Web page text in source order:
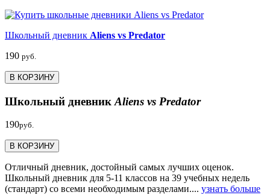
Школьный дневник Aliens vs Predator
190 руб.
В КОРЗИНУ
Школьный дневник Aliens vs Predator
190руб.
В КОРЗИНУ
Отличный дневник, достойный самых лучших оценок.
Школьный дневник для 5-11 классов на 39 учебных недель
(стандарт) со всеми необходимым разделами.... узнать больше